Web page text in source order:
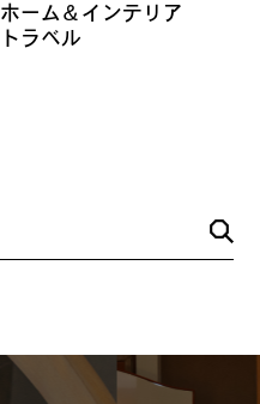
ホーム＆インテリア
トラベル